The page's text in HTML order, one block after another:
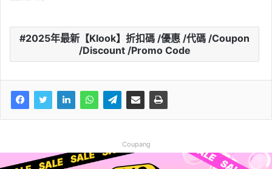
2025年最新【Klook】折扣碼 /優惠 /代碼 /Coupon
/Discount /Promo Code
Coupang